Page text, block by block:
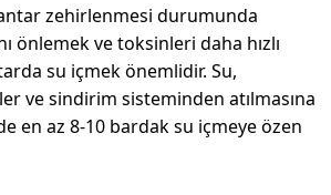
zehirlenmesi durumunda
önlemek ve toksinleri daha hızlı
su içmek önemlidir. Su,
ve sindirim sisteminden atılmasına
en az 8-10 bardak su içmeye özen